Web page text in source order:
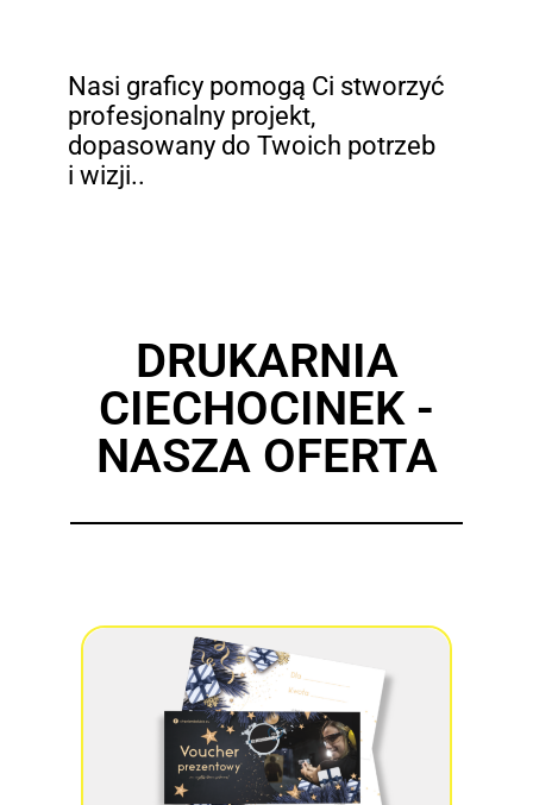
Nasi graficy pomogą Ci stworzyć
profesjonalny projekt,
dopasowany do Twoich potrzeb
i wizji..
DRUKARNIA
CIECHOCINEK -
NASZA OFERTA